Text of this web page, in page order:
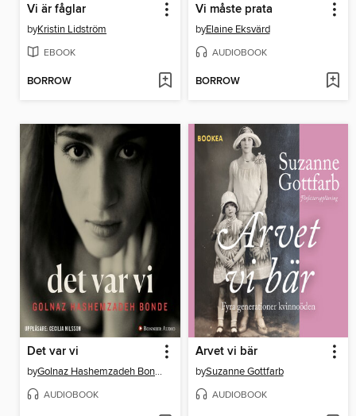
Vi är fåglar
byKristin Lidström
EBOOK
BORROW
Vi måste prata
byElaine Eksvärd
AUDIOBOOK
BORROW
Det var vi
by Golnaz Hashemzadeh Bonde
AUDIOBOOK
Arvet vi bär
bySuzanne Gottfarb
AUDIOBOOK